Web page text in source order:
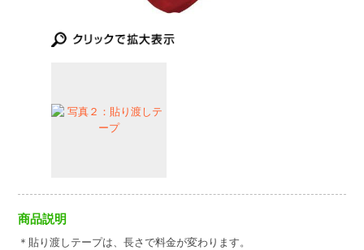
商品説明
＊貼り渡しテープは、長さで料金が変わります。